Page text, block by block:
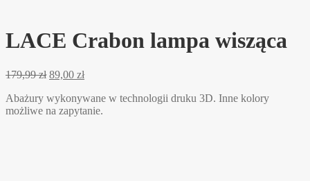
LACE Crabon lampa wisząca
179,99zł 89,00 zł
Abażury wykonywane w technologii druku 3D. Inne kolory
możliwe na zapytanie.